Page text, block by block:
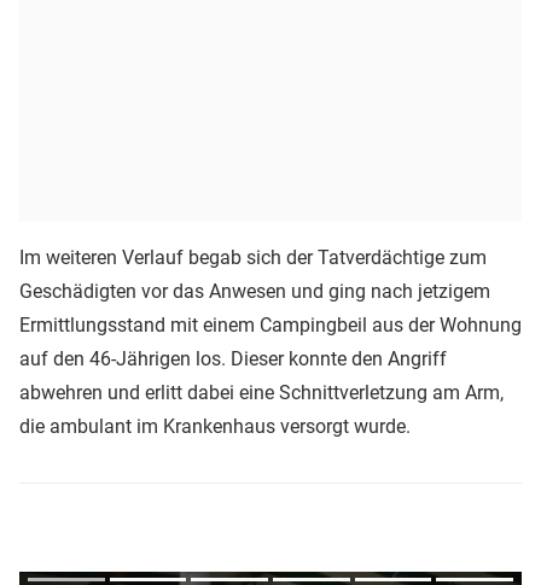
Im weiteren Verlauf begab sich der Tatverdächtige zum
Geschädigten vor das Anwesen und ging nach jetzigem
Ermittlungsstand mit einem Campingbeil aus der Wohnung
auf den 46-Jährigen los. Dieser konnte den Angriff
abwehren und erlitt dabei eine Schnittverletzung am Arm,
die ambulant im Krankenhaus versorgt wurde.